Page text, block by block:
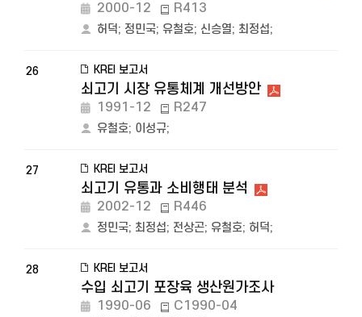
2000-12 R413
허덕; 정민국; 유철호; 신승열; 최정섭;
26 KREI 보고서
쇠고기 시장 유통체계 개선방안
1991-12 R247
유철호; 이성규;
27 KREI 보고서
쇠고기 유통과 소비행태 분석
2002-12 R446
정민국; 최정섭; 전상곤; 유철호; 허덕;
28 KREI 보고서
수입 쇠고기 포장육 생산원가조사
1990-06
C1990-04